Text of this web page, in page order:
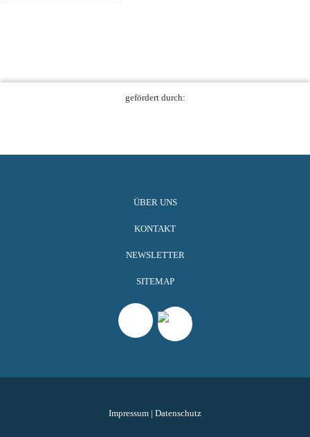
gefördert durch:
ÜBER UNS
KONTAKT
NEWSLETTER
SITEMAP
Impressum | Datenschutz